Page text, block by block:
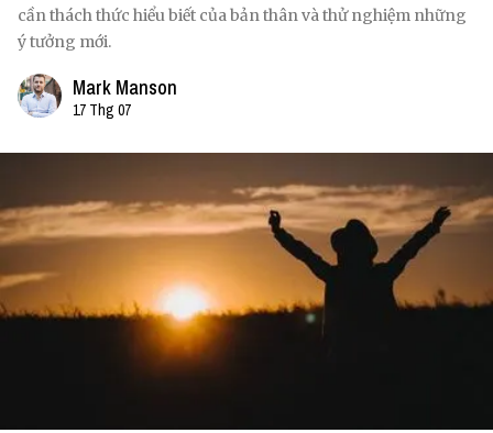
cần thách thức hiểu biết của bản thân và thử nghiệm những
ý tưởng mới.
Mark Manson
17 Thg 07